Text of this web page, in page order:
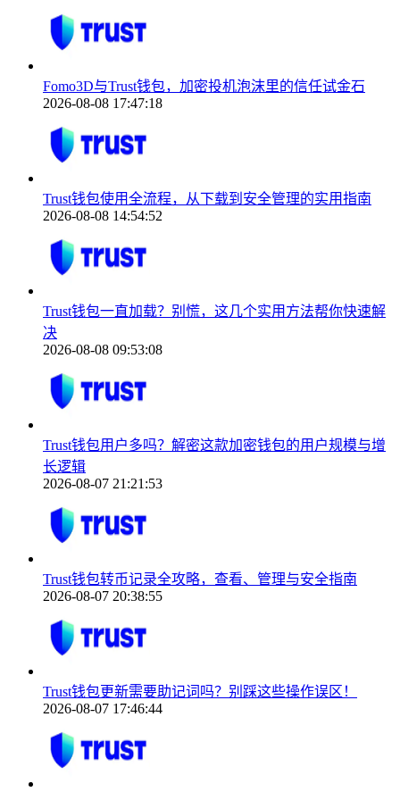
Fomo3D与Trust钱包，加密投机泡沫里的信任试金石
2026-08-08 17:47:18
Trust钱包使用全流程，从下载到安全管理的实用指南
2026-08-08 14:54:52
Trust钱包一直加载？别慌，这几个实用方法帮你快速解
决
2026-08-08 09:53:08
Trust钱包用户多吗？解密这款加密钱包的用户规模与增
长逻辑
2026-08-07 21:21:53
Trust钱包转币记录全攻略，查看、管理与安全指南
2026-08-07 20:38:55
Trust钱包更新需要助记词吗？别踩这些操作误区！
2026-08-07 17:46:44